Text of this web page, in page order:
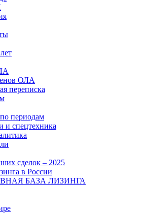
ОЛА
переписка
периодам
и спецтехника
сделок – 2025
в России
БАЗА ЛИЗИНГА